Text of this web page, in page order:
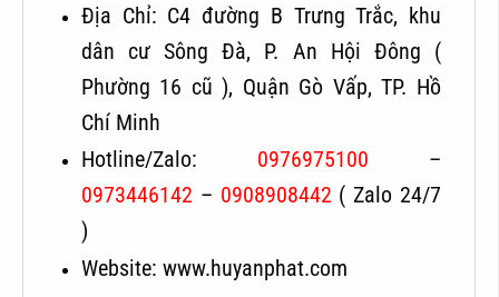
Địa Chỉ: C4 đường B Trưng Trắc, khu
dân cư Sông Đà, P. An Hội Đông (
Phường 16 cũ ), Quận Gò Vấp, TP. Hồ
Chí Minh
Hotline/Zalo: 0976975100 –
0973446142– 0908908442( Zalo 24/7
)
Website: www.huyanphat.com